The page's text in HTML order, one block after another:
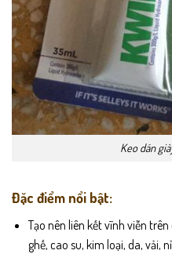
Keo dán
Đặc điểm nổi bật:
Tạo nên liên kết vĩnh viễn
ghế, cao su, kim loại, da, vải,